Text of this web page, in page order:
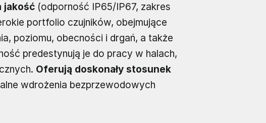
jakość (odporność IP65/IP67, zakres
portfolio czujników, obejmujące
poziomu, obecności i drgań, a także
predestynują je do pracy w halach,
Oferują doskonały stosunek
wdrożenia bezprzewodowych